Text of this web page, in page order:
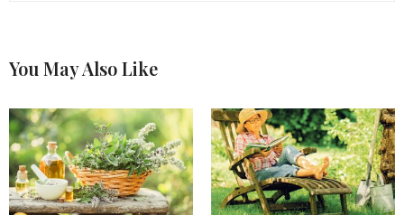
You May Also Like